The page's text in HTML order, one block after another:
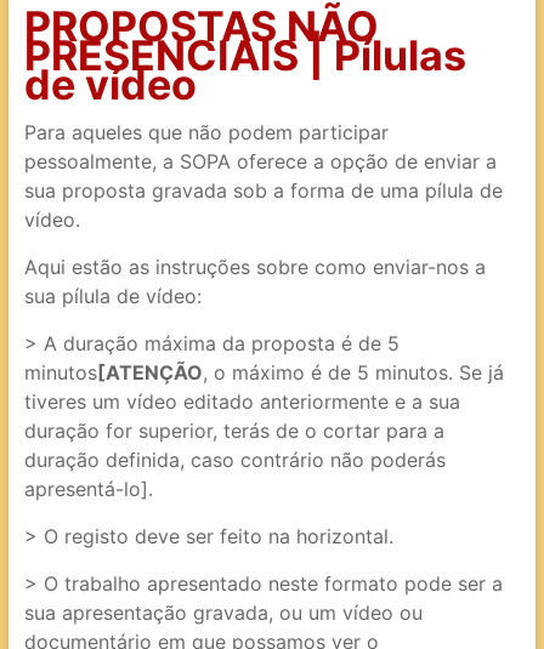
PROPOSTAS NÃO
PRESENCIAIS | Pílulas
de vídeo
Para aqueles que não podem participar
pessoalmente, a SOPA oferece a opção de enviar a
sua proposta gravada sob a forma de uma pílula de
vídeo.
Aqui estão as instruções sobre como enviar-nos a
sua pílula de vídeo:
> A duração máxima da proposta é de 5
minutos[ATENÇÃO, o máximo é de 5 minutos. Se já
tiveres um vídeo editado anteriormente e a sua
duração for superior, terás de o cortar para a
duração definida, caso contrário não poderás
apresentá-lo].
> O registo deve ser feito na horizontal.
> O trabalho apresentado neste formato pode ser a
sua apresentação gravada, ou um vídeo ou
documentário em que possamos ver o